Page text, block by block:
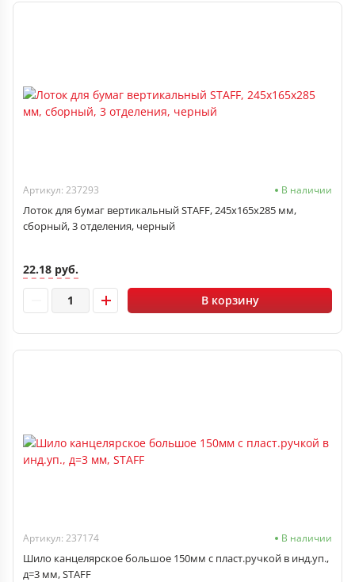
Артикул: 237293 В наличии
Лоток для бумаг вертикальный STAFF, 245х165х285 мм,
сборный, 3 отделения, черный
22.18 руб.
В корзину
Артикул: 237174 В наличии
Шило канцелярское большое 150мм с пласт.ручкой в инд.уп.,
д=3 мм, STAFF